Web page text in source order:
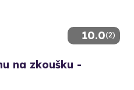
10.0(2)
na zkoušku -